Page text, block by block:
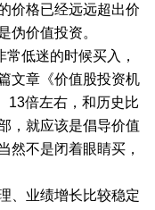
价格已经远远超出价
伪价值投资。
低迷的时候买入，
文章《价值股投资机
13倍左右，和历史比
，就应该是倡导价值
然不是闭着眼睛买，
、业绩增长比较稳定